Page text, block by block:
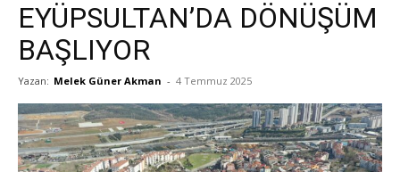
EYÜPSULTAN’DA DÖNÜŞÜM
BAŞLIYOR
Yazan: Melek Güner Akman - 4 Temmuz 2025